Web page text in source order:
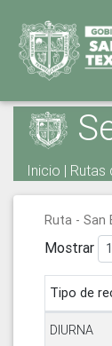
Inicio | Rutas
Ruta - San
Mostrar
Tipo de
DIURNA